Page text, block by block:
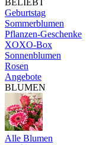
Geburtstag
Sommerblumen
Pflanzen-Geschenke
XOXO-Box
Sonnenblumen
Rosen
Angebote
BLUMEN
Alle Blumen